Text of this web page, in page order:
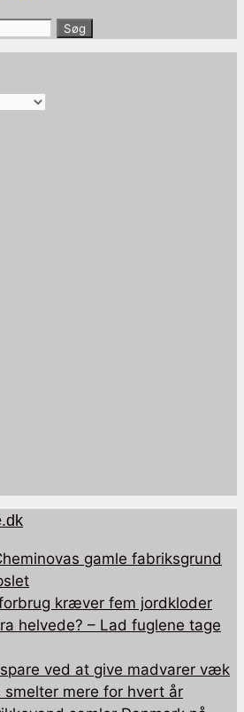
gamle fabriksgrund
kræver fem jordkloder
helvede? – Lad fuglene tage
ved at give madvarer væk
smelter mere for hvert år